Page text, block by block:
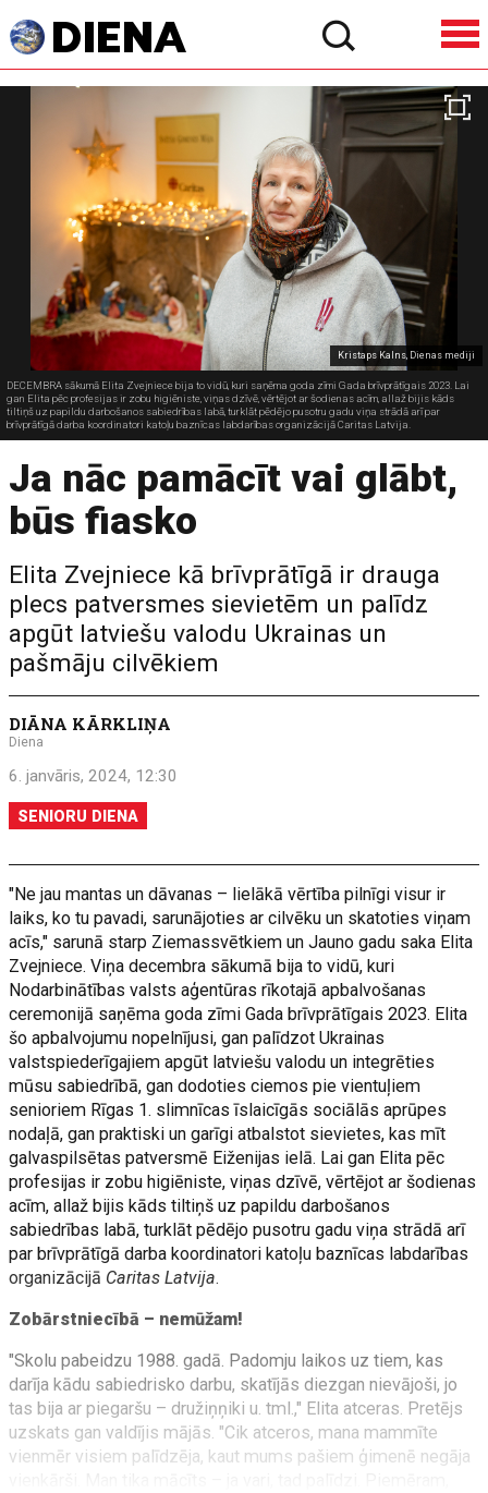
Kristaps Kalns, Dienas mediji
DECEMBRA sākumā Elita Zvejniece bija to vidū, kuri saņēma goda zīmi Gada brīvprātīgais 2023. Lai
gan Elita pēc profesijas ir zobu higiēniste, viņas dzīvē, vērtējot ar šodienas acīm, allaž bijis kāds
tiltiņš uz papildu darbošanos sabiedrības labā, turklāt pēdējo pusotru gadu viņa strādā arī par
brīvprātīgā darba koordinatori katoļu baznīcas labdarības organizācijā Caritas Latvija.
Ja nāc pamācīt vai glābt,
būs fiasko
Elita Zvejniece kā brīvprātīgā ir drauga
plecs patversmes sievietēm un palīdz
apgūt latviešu valodu Ukrainas un
pašmāju cilvēkiem
DIĀNA KĀRKLIŅA
Diena
6. janvāris, 2024, 12:30
SENIORU DIENA
"Ne jau mantas un dāvanas – lielākā vērtība pilnīgi visur ir
laiks, ko tu pavadi, sarunājoties ar cilvēku un skatoties viņam
acīs," sarunā starp Ziemassvētkiem un Jauno gadu saka Elita
Zvejniece. Viņa decembra sākumā bija to vidū, kuri
Nodarbinātības valsts aģentūras rīkotajā apbalvošanas
ceremonijā saņēma goda zīmi Gada brīvprātīgais 2023. Elita
šo apbalvojumu nopelnījusi, gan palīdzot Ukrainas
valstspiederīgajiem apgūt latviešu valodu un integrēties
mūsu sabiedrībā, gan dodoties ciemos pie vientuļiem
senioriem Rīgas 1. slimnīcas īslaicīgās sociālās aprūpes
nodaļā, gan praktiski un garīgi atbalstot sievietes, kas mīt
galvaspilsētas patversmē Eiženijas ielā. Lai gan Elita pēc
profesijas ir zobu higiēniste, viņas dzīvē, vērtējot ar šodienas
acīm, allaž bijis kāds tiltiņš uz papildu darbošanos
sabiedrības labā, turklāt pēdējo pusotru gadu viņa strādā arī
par brīvprātīgā darba koordinatori katoļu baznīcas labdarības
organizācijā Caritas Latvija.
Zobārstniecībā – nemūžam!
"Skolu pabeidzu 1988. gadā. Padomju laikos uz tiem, kas
darīja kādu sabiedrisko darbu, skatījās diezgan nievājoši, jo
tas bija ar piegaršu – družiņņiki u. tml.," Elita atceras. Pretējs
uzskats gan valdījis mājās. "Cik atceros, mana mammīte
vienmēr visiem palīdzēja, kaut mums pašiem ģimenē negāja